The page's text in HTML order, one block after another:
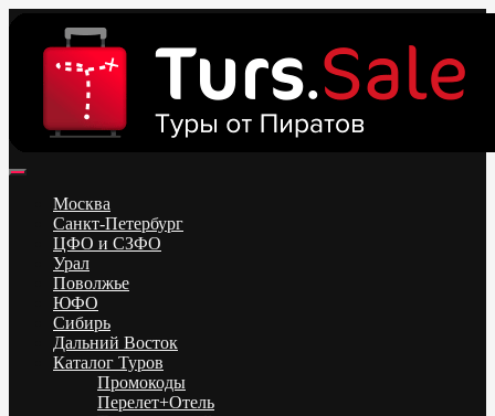
content
Низкие цены на путевки 3-7-10 ночей все включено, отдых на
море. Распродажа экскурсионных и горнолыжных туров.
Обновление каждый день. Официальный сайт Тур Сейл
Москва
Санкт-Петербург
ЦФО и СЗФО
Урал
Поволжье
ЮФО
Сибирь
Дальний Восток
Каталог Туров
Промокоды
Перелет+Отель